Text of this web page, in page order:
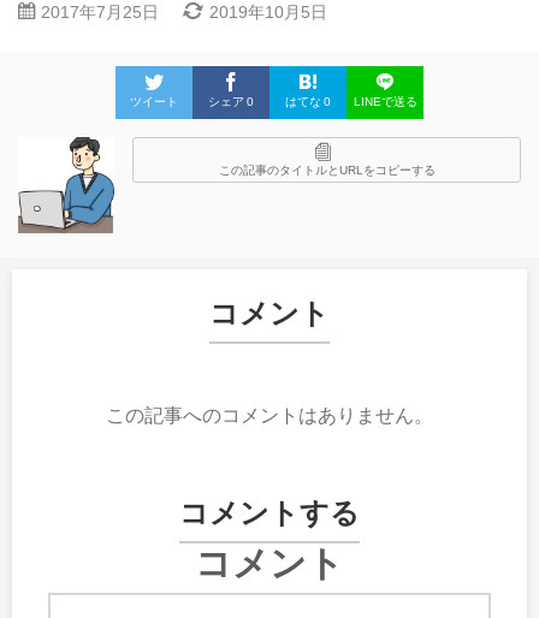
2017年7月25日 2019年10月5日
ツイート シェア 0 はてな 0 LINEで送る
この記事のタイトルとURLをコピーする
コメント
この記事へのコメントはありません。
コメントする
コメント